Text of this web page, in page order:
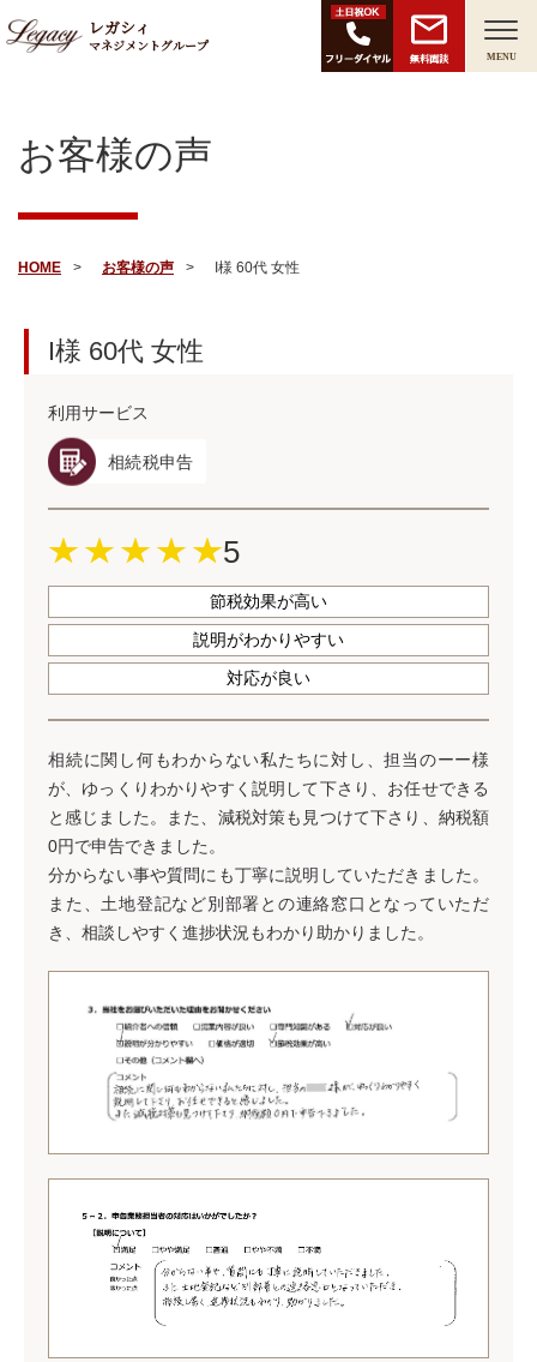
レガシィ
マネジメントグループ
無料面談 MENU
お客様の声
HOME お客様の声 I様 60代 女性
I様 60代 女性
利用サービス
相続税申告
5
節税効果が高い
説明がわかりやすい
対応が良い
相続に関し何もわからない私たちに対し、担当のーー様
が、ゆっくりわかりやすく説明して下さり、お任せできる
と感じました。また、減税対策も見つけて下さり、納税額
0円で申告できました。
分からない事や質問にも丁寧に説明していただきました。
また、土地登記など別部署との連絡窓口となっていただ
き、相談しやすく進捗状況もわかり助かりました。